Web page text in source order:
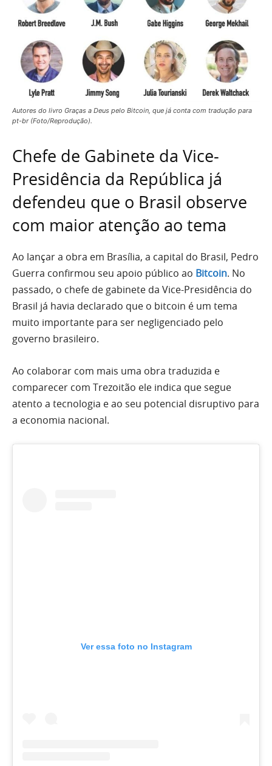
Autores do livro Graças a Deus pelo Bitcoin, que já conta com tradução para
pt-br (Foto/Reprodução).
Chefe de Gabinete da Vice-
Presidência da República já
defendeu que o Brasil observe
com maior atenção ao tema
Ao lançar a obra em Brasília, a capital do Brasil, Pedro
Guerra confirmou seu apoio público ao Bitcoin. No
passado, o chefe de gabinete da Vice-Presidência do
Brasil já havia declarado que o bitcoin é um tema
muito importante para ser negligenciado pelo
governo brasileiro.
Ao colaborar com mais uma obra traduzida e
comparecer com Trezoitão ele indica que segue
atento a tecnologia e ao seu potencial disruptivo para
a economia nacional.
Ver essa foto no Instagram